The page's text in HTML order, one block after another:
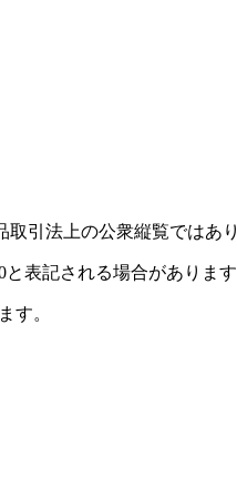
引法上の公衆縦覧ではあり
表記される場合があります
す。